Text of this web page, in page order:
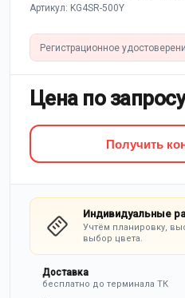
Артикул: KG4SR-500Y
Регистрационное
Цена по
Получить
Индивидуальные
Учтём планировку,
выбор цвета.
Доставка
бесплатно до терминала ТК